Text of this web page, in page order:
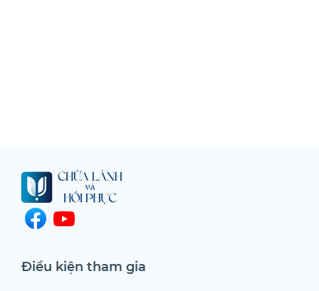
Điều kiện tham gia